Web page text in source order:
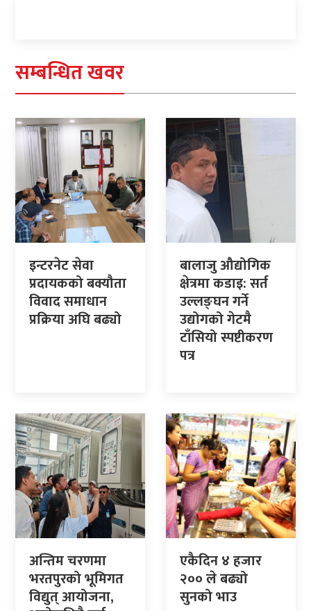
सम्बन्धित खवर
इन्टरनेट सेवा
प्रदायकको बक्यौता
विवाद समाधान
प्रक्रिया अघि बढ्यो
बालाजु औद्योगिक
क्षेत्रमा कडाइ: सर्त
उल्लङ्घन गर्ने
उद्योगको गेटमै
टाँसियो स्पष्टीकरण
पत्र
अन्तिम चरणमा
भरतपुरको भूमिगत
विद्युत् आयोजना,
एकैदिन ४ हजार
२०० ले बढ्यो
सुनको भाउ